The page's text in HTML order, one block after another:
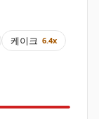
케이크 6.4x